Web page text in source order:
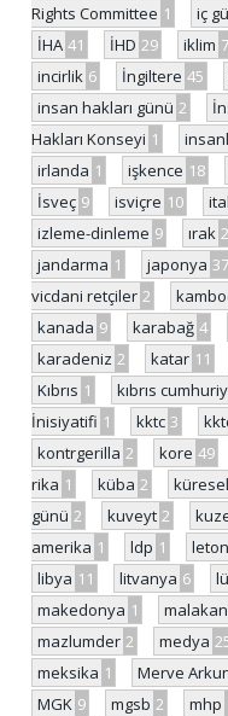
Rights Committee 1 iç
İHA 41 İHD 29 iklim 7
incirlik 6 İngiltere 45
insan hakları günü 2
Hakları Konseyi 1
irlanda 1 işkence 18
İsveç 9 isviçre 10
izleme-dinleme 9 ırak
jandarma 1 japonya 37
vicdani retçiler 2
kanada 9 karabağ 4
karadeniz 2 katar 11
Kıbrıs 1 kıbrıs
İnisiyatifi 1 kktc 3
kontrgerilla 2 kore 49
rika 1 küba 2
günü 2 kuveyt 2
amerika 1 ldp 1
libya 11 litvanya 6
makedonya 1
mazlumder 2 medya
meksika 1 Merve
MGK 9 mgsb 2 mhp